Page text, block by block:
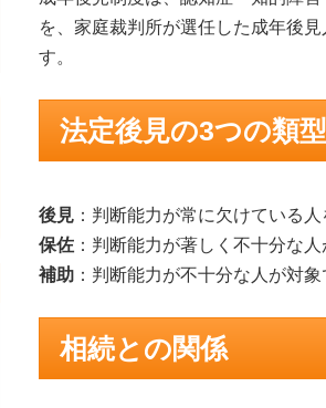
を、家庭裁判所が選任した成年後
す。
法定後見の3つの類型
後見：判断能力が常に欠けている人
保佐：判断能力が著しく不十分な人
補助：判断能力が不十分な人が対象
相続との関係